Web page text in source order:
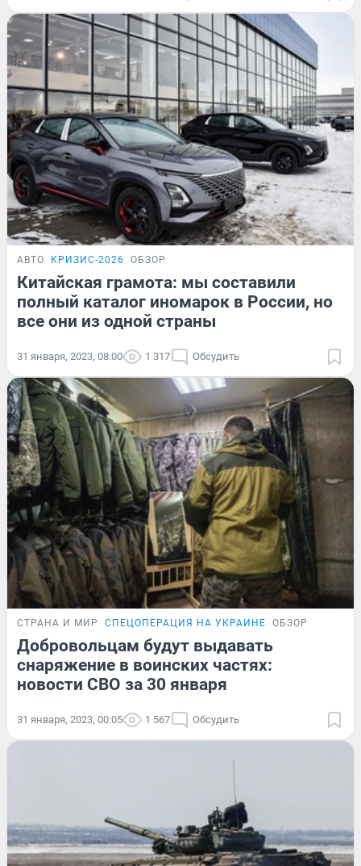
АВТО КРИЗИС-2026 ОБЗОР
Китайская грамота: мы составили
полный каталог иномарок в России, но
все они из одной страны
31 января, 2023, 08:00 1 317 Обсудить
СТРАНА И МИР СПЕЦОПЕРАЦИЯ НА УКРАИНЕ ОБЗОР
Добровольцам будут выдавать
снаряжение в воинских частях:
новости СВО за 30 января
31 января, 2023, 00:05 1 567 Обсудить